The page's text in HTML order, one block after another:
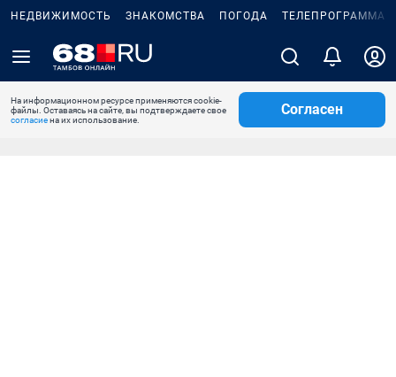
НЕДВИЖИМОСТЬ ЗНАКОМСТВА ПОГОДА ТЕЛЕПРОГРАММА
На информационном ресурсе применяются cookie-
файлы. Оставаясь на сайте, вы подтверждаете свое
согласиена их использование.
Согласен